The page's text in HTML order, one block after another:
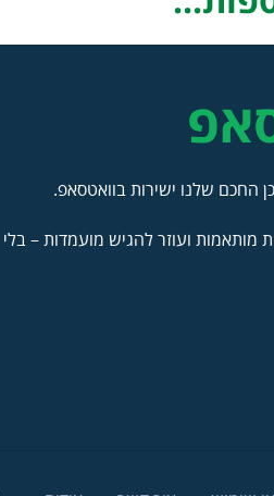
החכם שלנו ישירות בוואטסאפ.
ועוזר להגיש מועמדות – בלי